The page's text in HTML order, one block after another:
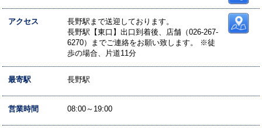
アクセス
長野駅まで送迎しております。
長野駅【東口】出口到着後、店舗（026-267-
6270）までご連絡をお願い致します。 ※徒
歩の場合、片道11分
最寄駅 長野駅
営業時間 08:00～19:00